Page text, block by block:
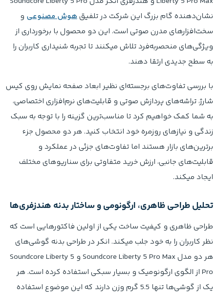
نشان‌دهنده گام بزرگ این شرکت در تلفیقهوش مصنوعی و
سخت‌افزارهای مدرن صوتی است. این دو محصول با برخورداری از
ویژگی‌های منحصربه‌فرد تلاش میکنند تا تجربه شنیداری کاربران را
به سطح جدیدی ارتقا دهند.
با بررسی تفاوت‌های برجسته‌ای نظیر ابعاد صفحه نمایش روی کیس
شارژ، تراشه‌های پردازش صوتی و قابلیت‌های نرم‌افزاری اختصاصی،
به شما کمک خواهیم کرد تا مناسب‌ترین گزینه را با توجه به سبک
زندگی و نیازهای روزمره خود انتخاب کنید. هر دو محصول جزء
برترین‌های بازار هستند اما تفاوت‌های جزئی در عملکرد و
قابلیت‌های جانبی، ارزش خرید متفاوتی برای سناریوهای مختلف
ایجاد میکند.
تحلیل طراحی ظاهری، ارگونومی و ساختار بدنه هندزفری‌ها
طراحی ظاهری و کیفیت ساخت یکی از اولین فاکتورهایی است که
نظر کاربران را به خود جلب میکند. انکر در طراحی بدنه گوشی‌های
هر دو مدل Soundcore Liberty 5 Pro Max و Soundcore Liberty 5
Pro از الگوی ارگونومیک و بسیار سبکی استفاده کرده است. هر
یک از گوشی‌ها تنها 5.5 گرم وزن دارند که این موضوع استفاده